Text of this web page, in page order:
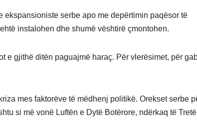
serbe apo me depërtimin paqësor të
instalohen dhe shumë vështirë çmontohen.
e gjithë ditën paguajmë haraç. Për vlerësimet, për
mes faktorëve të mëdhenj politikë. Orekset serbe
si më vonë Luftën e Dytë Botërore, ndërkaq të